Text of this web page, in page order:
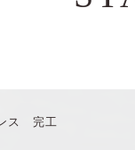
ス 完工